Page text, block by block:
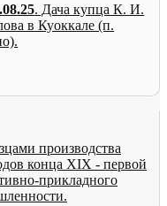
. Дача купца К. И.
в Куоккале (п.
производства
конца XIX - первой
прикладного